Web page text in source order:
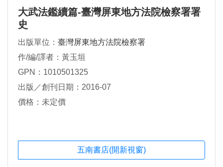
大武法鑑續篇-臺灣屏東地方法院檢察署署
史
出版單位： 臺灣屏東地方法院檢察署
作/編/譯者：黃玉垣
GPN：1010501325
出版／創刊日期：2016-07
價格：未定價
五南書店(開新視窗)